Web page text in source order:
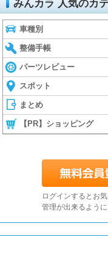
みんカラ 人気のカ
車種別
整備手帳
パーツレビュー
スポット
まとめ
【PR】ショッピング
ログインするとお
管理が出来るよう